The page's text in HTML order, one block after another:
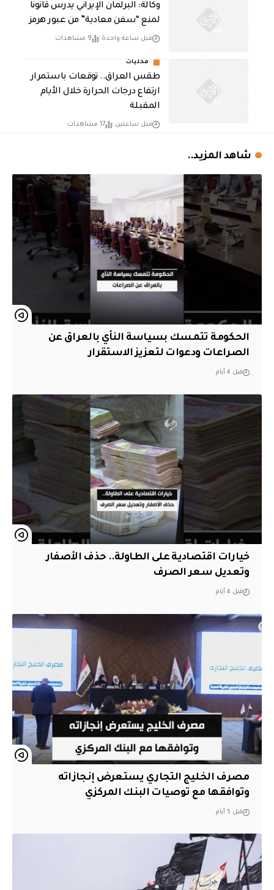
وكالة: البرلمان الإيراني يدرس قانونا
لمنع “سفن معادية” من عبور هرمز
قبل ساعة واحدة 9 مشاهدات
محليات
طقس العراق.. توقعات باستمرار
ارتفاع درجات الحرارة خلال الأيام
المقبلة
قبل ساعتين 17 مشاهدات
شاهد المزيد..
الحكومة تتمسك بسياسة النأي بالعراق عن
الصراعات ودعوات لتعزيز الاستقرار
قبل 4 أيام
خيارات اقتصادية على الطاولة.. حذف الأصفار
وتعديل سعر الصرف
قبل 4 أيام
مصرف الخليج التجاري يستعرض إنجازاته
وتوافقها مع توصيات البنك المركزي
قبل 5 أيام